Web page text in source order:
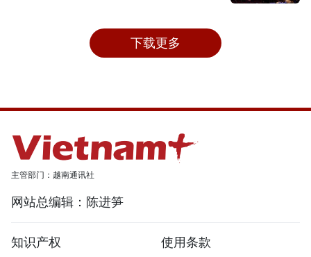
下载更多
主管部门：越南通讯社
网站总编辑：陈进笋
知识产权 使用条款